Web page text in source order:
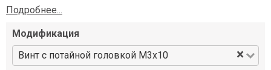
Подробнее...
Модификация
Винт с потайной головкой М3х10
×